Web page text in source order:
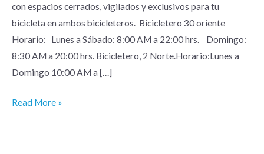
con espacios cerrados, vigilados y exclusivos para tu
bicicleta en ambos bicicleteros. Bicicletero 30 oriente
Horario: Lunes a Sábado: 8:00 AM a 22:00 hrs. Domingo:
8:30 AM a 20:00 hrs. Bicicletero, 2 Norte.Horario:Lunes a
Domingo 10:00 AM a […]
Read More »